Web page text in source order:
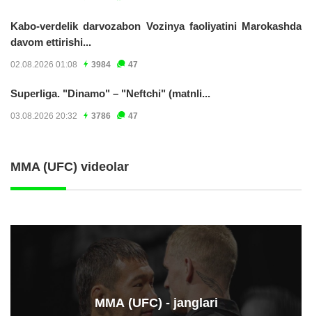
Kabo-verdelik darvozabon Vozinya faoliyatini Marokashda
davom ettirishi...
02.08.2026 01:08 3984 47
Superliga. "Dinamo" – "Neftchi" (matnli...
03.08.2026 20:32 3786 47
MMA (UFC) videolar
ММА (UFC) - janglari